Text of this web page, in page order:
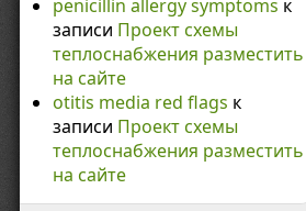
penicillin allergy symptoms к
записи Проект схемы
теплоснабжения разместить
на сайте
otitis media red flags к
записи Проект схемы
теплоснабжения разместить
на сайте